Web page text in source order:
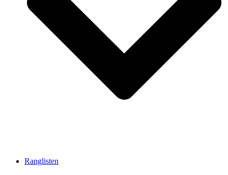
Ranglisten